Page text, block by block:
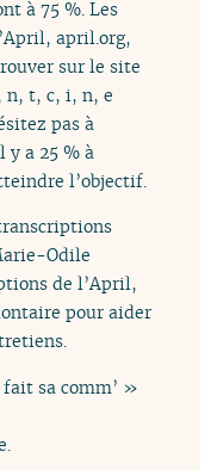
à 75 %. Les
april.org,
sur le site
n, t, c, i, n, e
pas à
y a 25 % à
l’objectif.
Odile
de l’April,
pour aider
sa comm’ »